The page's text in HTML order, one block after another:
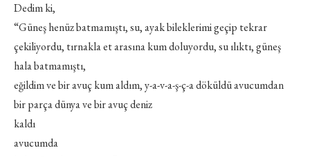
Dedim ki,
“Güneş henüz batmamıştı, su, ayak bileklerimi geçip tekrar
çekiliyordu, tırnakla et arasına kum doluyordu, su ılıktı, güneş
hala batmamıştı,
eğildim ve bir avuç kum aldım, y-a-v-a-ş-ç-a döküldü avucumdan
bir parça dünya ve bir avuç deniz
kaldı
avucumda